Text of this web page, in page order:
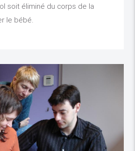
soit éliminé du corps de la
le bébé.